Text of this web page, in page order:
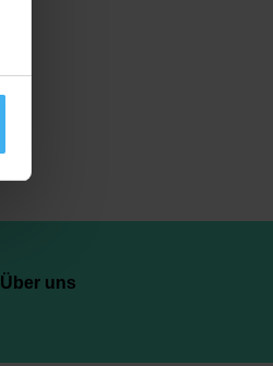
Über uns